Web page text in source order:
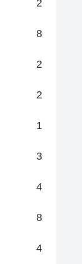
2
8
2
2
1
3
4
8
4